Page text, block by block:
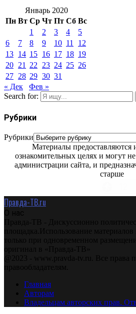
Январь 2020
Пн Вт Ср Чт Пт Сб Вс
1
2 3 4
5
6
7 8 9 10 11
12
13 14 15 16 17 18 19
20 21 22 23 24 25 26
27 28 29 30 31
« Дек
Фев »
Search for:
Рубрики
Рубрики
Материалы предоставляются
ознакомительных целях и могут
администрации сайта, и
старше
Правда-ТВ.ru
О нас
Правда-ТВ - Дискуссионно
площадка.Использование материалов
только при одновременном
оригинал в «Правда-ТВ»
@2023 - www.pravda-tv.ru. Все права
правообладателям.
Главная
Авторам
Владельцам авторских прав.